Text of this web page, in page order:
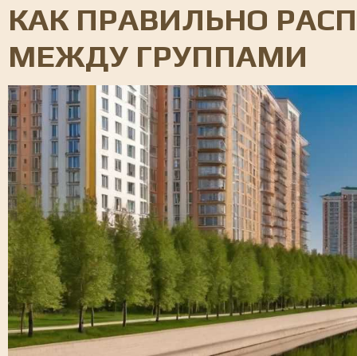
КАК ПРАВИЛЬНО
МЕЖДУ ГРУППАМИ